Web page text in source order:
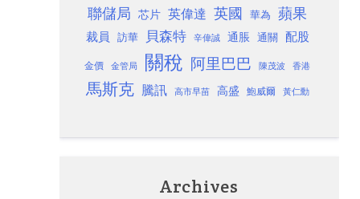
聯儲局 芯片 英偉達 英國 華為 蘋果
裁員 訪華 貝森特 辛偉誠 通脹 通關 配股
金價 金管局 關稅 阿里巴巴 陳茂波 香港
馬斯克 騰訊 高市早苗 高盛 鮑威爾 黃仁勳
Archives